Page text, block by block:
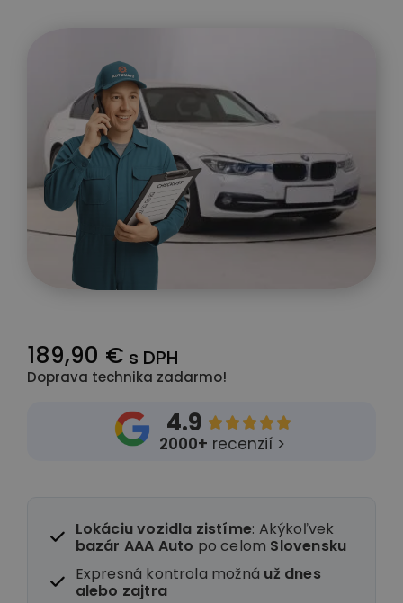
189,90 € s DPH
Doprava technika zadarmo!
4.9 
2000+ recenzií >
Lokáciu vozidla zistíme: Akýkoľvek
bazár AAA Auto po celom Slovensku
Expresná kontrola možná už dnes
alebo zajtra